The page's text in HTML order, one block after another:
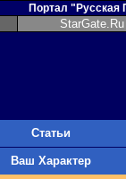
Портал "Русская
Статьи
Ваш Характер